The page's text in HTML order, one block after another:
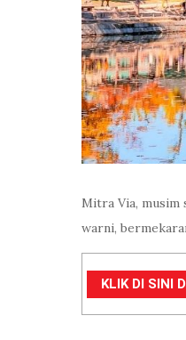
Mitra Via, musim
warni,
KLIK DI SINI